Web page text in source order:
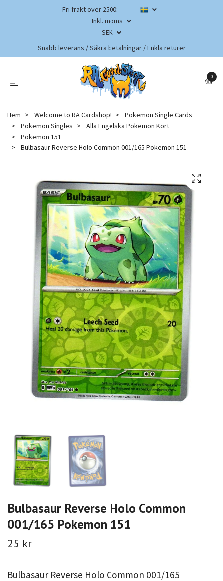
Fri frakt över 2500:-
Inkl. moms
SEK
Snabb leverans / Säkra betalningar / Enkla returer
0
Hem Welcome to RA Cardshop!
Pokemon Single Cards
Pokemon Singles
Alla Engelska Pokemon Kort
Pokemon 151
Bulbasaur Reverse Holo Common 001/165 Pokemon 151
Bulbasaur Reverse Holo Common
001/165 Pokemon 151
25 kr
Bulbasaur Reverse Holo Common 001/165